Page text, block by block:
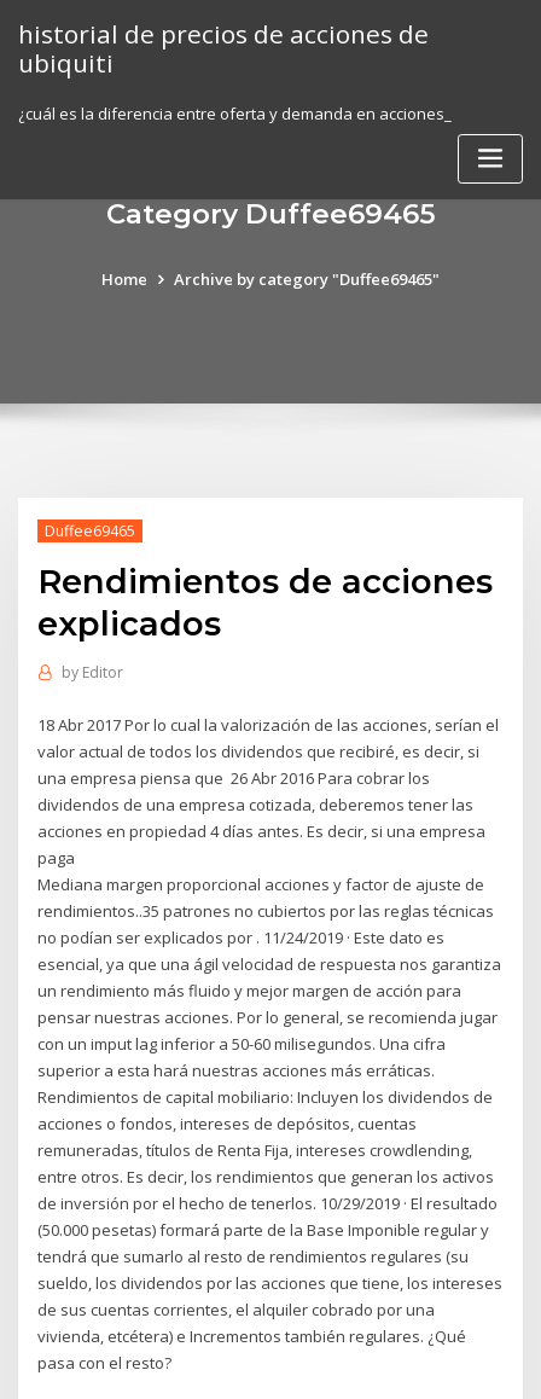
content
historial de precios de acciones de
ubiquiti
¿cuál es la diferencia entre oferta y demanda en acciones_
Category Duffee69465
Home Archive by category "Duffee69465"
Duffee69465
Rendimientos de acciones
explicados
by Editor
18 Abr 2017 Por lo cual la valorización de las acciones, serían el
valor actual de todos los dividendos que recibiré, es decir, si
una empresa piensa que 26 Abr 2016 Para cobrar los
dividendos de una empresa cotizada, deberemos tener las
acciones en propiedad 4 días antes. Es decir, si una empresa
paga
Mediana margen proporcional acciones y factor de ajuste de
rendimientos..35 patrones no cubiertos por las reglas técnicas
no podían ser explicados por . 11/24/2019 · Este dato es
esencial, ya que una ágil velocidad de respuesta nos garantiza
un rendimiento más fluido y mejor margen de acción para
pensar nuestras acciones. Por lo general, se recomienda jugar
con un imput lag inferior a 50-60 milisegundos. Una cifra
superior a esta hará nuestras acciones más erráticas.
Rendimientos de capital mobiliario: Incluyen los dividendos de
acciones o fondos, intereses de depósitos, cuentas
remuneradas, títulos de Renta Fija, intereses crowdlending,
entre otros. Es decir, los rendimientos que generan los activos
de inversión por el hecho de tenerlos. 10/29/2019 · El resultado
(50.000 pesetas) formará parte de la Base Imponible regular y
tendrá que sumarlo al resto de rendimientos regulares (su
sueldo, los dividendos por las acciones que tiene, los intereses
de sus cuentas corrientes, el alquiler cobrado por una
vivienda, etcétera) e Incrementos también regulares. ¿Qué
pasa con el resto?